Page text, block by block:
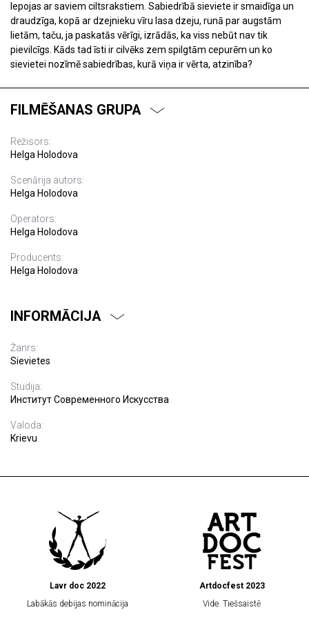
lepojas ar saviem ciltsrakstiem. Sabiedrībā sieviete ir smaidīga un
draudzīga, kopā ar dzejnieku vīru lasa dzeju, runā par augstām
lietām, taču, ja paskatās vērīgi, izrādās, ka viss nebūt nav tik
pievilcīgs. Kāds tad īsti ir cilvēks zem spilgtām cepurēm un ko
sievietei nozīmē sabiedrības, kurā viņa ir vērta, atzinība?
FILMĒŠANAS GRUPA
Režisors:
Helga Holodova
Scenārija autors:
Helga Holodova
Operators:
Helga Holodova
Producents:
Helga Holodova
INFORMĀCIJA
Žanrs:
Sievietes
Studija:
Институт Современного Искусства
Valoda:
Krievu
Lavr doc 2022
Labākās debijas nominācija
Artdocfest 2023
Vide. Tiešsaistē